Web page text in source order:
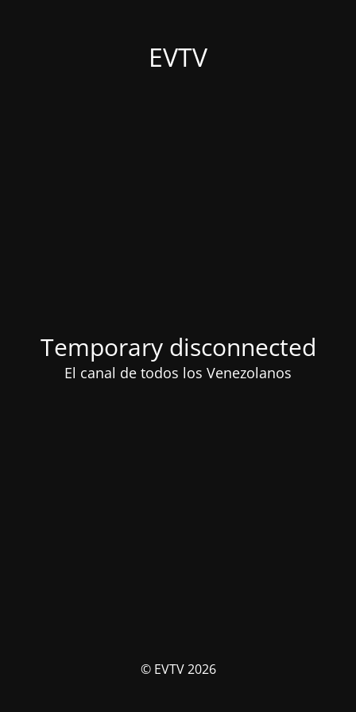
EVTV
Temporary disconnected
El canal de todos los Venezolanos
© EVTV 2026